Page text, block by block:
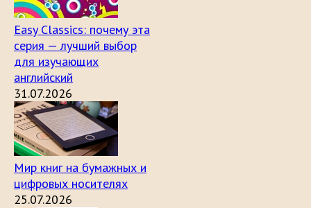
Easy Classics: почему эта
серия — лучший выбор
для изучающих
английский
31.07.2026
Мир книг на бумажных и
цифровых носителях
25.07.2026